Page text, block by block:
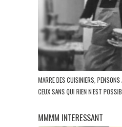
MARRE DES CUISINIERS,
CEUX SANS QUI RIEN N'EST
MMMM INTERESSANT